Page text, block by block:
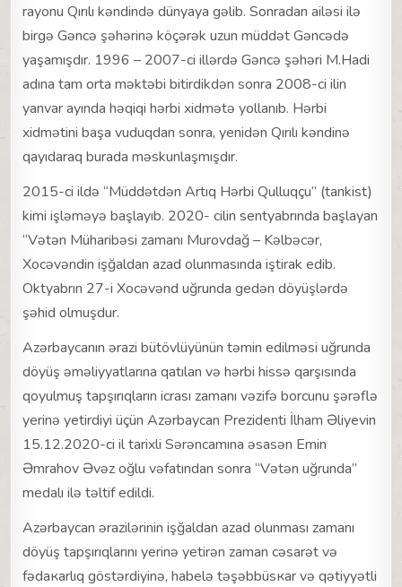
rayonu Qırılı kəndində dünyaya gəlib. Sonradan ailəsi ilə
birgə Gəncə şəhərinə köçərək uzun müddət Gəncədə
yaşamışdır. 1996 – 2007-ci illərdə Gəncə şəhəri M.Hadi
adına tam orta məktəbi bitirdikdən sonra 2008-ci ilin
yanvar ayında həqiqi hərbi xidmətə yollanıb. Hərbi
xidmətini başa vuduqdan sonra, yenidən Qırılı kəndinə
qayıdaraq burada məskunlaşmışdır.
2015-ci ildə “Müddətdən Artıq Hərbi Qulluqçu” (tankist)
kimi işləməyə başlayıb. 2020- cilin sentyabrında başlayan
“Vətən Müharibəsi zamanı Murovdağ – Kəlbəcər,
Xocəvəndin işğaldan azad olunmasında iştirak edib.
Oktyabrın 27-i Xocəvənd uğrunda gedən döyüşlərdə
şəhid olmuşdur.
Azərbaycanın ərazi bütövlüyünün təmin edilməsi uğrunda
döyüş əməliyyatlarına qatılan və hərbi hissə qarşısında
qoyulmuş tapşırıqların icrası zamanı vəzifə borcunu şərəflə
yerinə yetirdiyi üçün Azərbaycan Prezidenti İlham Əliyevin
15.12.2020-ci il tarixli Sərəncamına əsasən Emin
Əmrahov Əvəz oğlu vəfatından sonra “Vətən uğrunda”
medalı ilə təltif edildi.
Azərbaycan ərazilərinin işğaldan azad olunması zamanı
döyüş tapşırıqlarını yerinə yetirən zaman cəsarət və
fədaкarlıq göstərdiyinə, habelə təşəbbüsкar və qətiyyətli